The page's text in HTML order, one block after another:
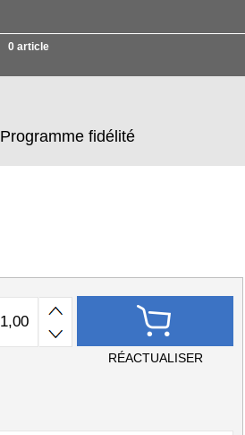
0 article
Programme fidélité
RÉACTUALISER